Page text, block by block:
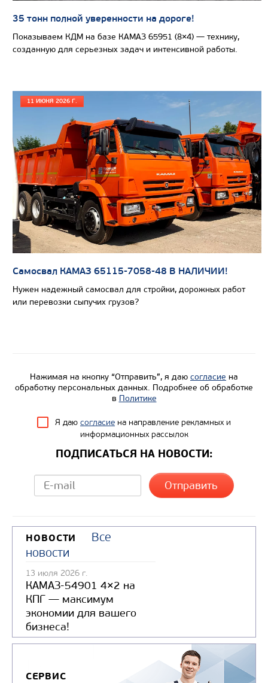
Цена по запросу
Производитель
Экологический класс
Направление разгрузки
35 тонн полной уверенности на дороге!
Показываем КДМ на базе КАМАЗ 65951 (8×4) — технику,
созданную для серьезных задач и интенсивной работы.
11 ИЮНЯ 2026 Г.
Самосвал КАМАЗ 65115-7058-48 В НАЛИЧИИ!
Нужен надежный самосвал для стройки, дорожных работ
или перевозки сыпучих грузов?
Нажимая на кнопку “Отправить”, я даю согласие на
обработку персональных данных. Подробнее об обработке
в Политике
Я даю согласие на направление рекламных и
информационных рассылок
ПОДПИСАТЬСЯ НА НОВОСТИ:
НОВОСТИ
Все
новости
13 июля 2026 г.
КАМАЗ-54901 4×2 на
КПГ — максимум
экономии для вашего
бизнеса!
СЕРВИС